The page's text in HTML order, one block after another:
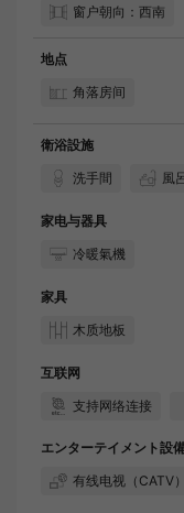
窗户朝向：西南
地点
角落房间
衛浴設施
洗手間
風
家电与器具
冷暖氣機
家具
木质地板
互联网
支持网络连接
エンターテイメント設
有线电视（CATV）